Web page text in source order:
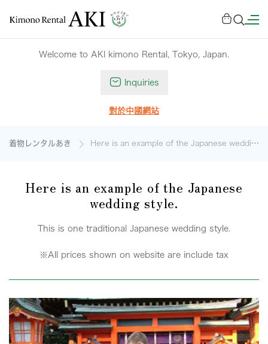
Welcome to AKI kimono Rental, Tokyo, Japan.
Inquiries
對於中國網站
着物レンタルあき Here is an example of the Japanese wedding style
Here is an example of the Japanese
wedding style.
This is one traditional Japanese wedding style.
※All prices shown on website are include tax